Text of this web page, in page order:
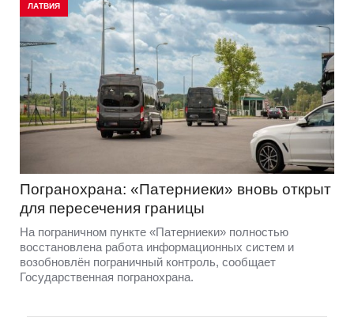
ЛАТВИЯ
Погранохрана: «Патерниеки» вновь открыт
для пересечения границы
На пограничном пункте «Патерниеки» полностью
восстановлена работа информационных систем и
возобновлён пограничный контроль, сообщает
Государственная погранохрана.